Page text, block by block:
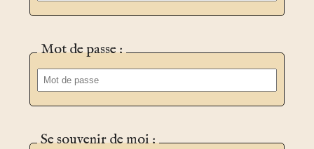
Mot de passe :
Se souvenir de moi :